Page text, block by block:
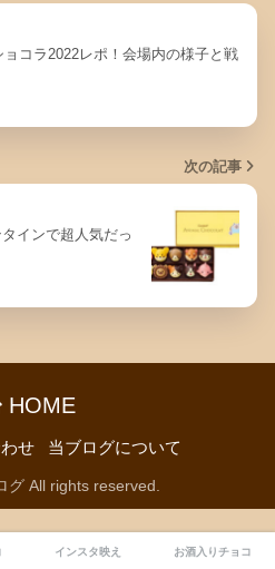
コラ2022レポ！会場内の様子と戦
次の記事
インで超人気だっ
HOME
せ 当ブログについて
グ All rights reserved.
インスタ映え お酒入りチョコ